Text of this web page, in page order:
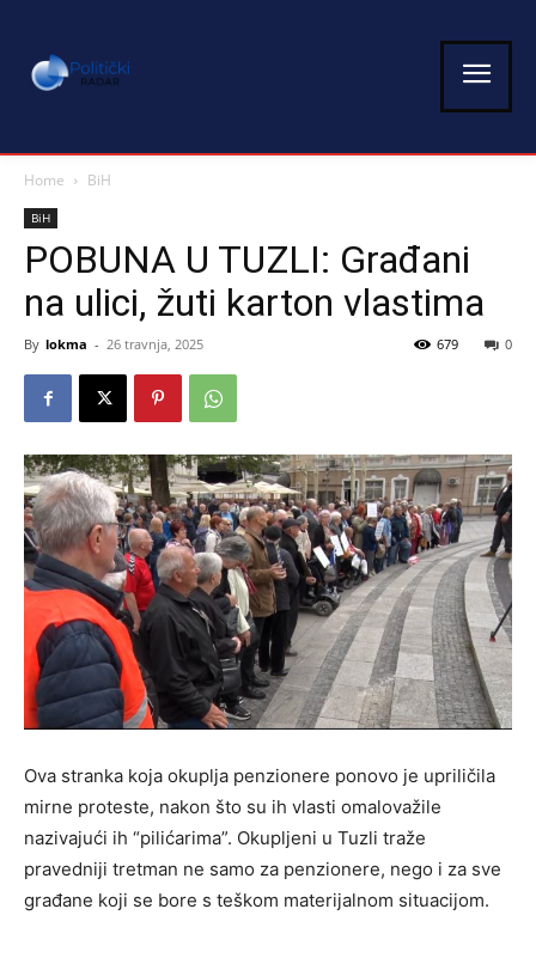
Home BiH
BiH
POBUNA U TUZLI: Građani
na ulici, žuti karton vlastima
By lokma - 26 travnja, 2025 0
679
Ova stranka koja okuplja penzionere ponovo je upriličila
mirne proteste, nakon što su ih vlasti omalovažile
nazivajući ih “pilićarima”. Okupljeni u Tuzli traže
pravedniji tretman ne samo za penzionere, nego i za sve
građane koji se bore s teškom materijalnom situacijom.